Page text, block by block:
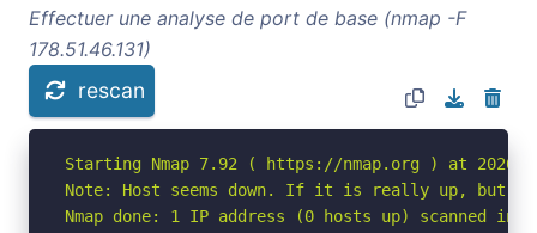
Effectuer une analyse de port de base (nmap -F
178.51.46.131)
rescan
Starting Nmap 7.92 ( https://nmap.org ) at 2026-
Note: Host seems down. If it is really up, but
Nmap done: 1 IP address (0 hosts up) scanned in